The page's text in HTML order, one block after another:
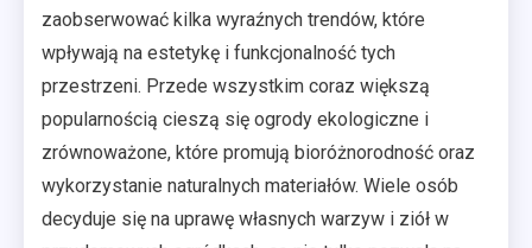
zaobserwować kilka wyraźnych trendów, które
wpływają na estetykę i funkcjonalność tych
przestrzeni. Przede wszystkim coraz większą
popularnością cieszą się ogrody ekologiczne i
zrównoważone, które promują bioróżnorodność oraz
wykorzystanie naturalnych materiałów. Wiele osób
decyduje się na uprawę własnych warzyw i ziół w